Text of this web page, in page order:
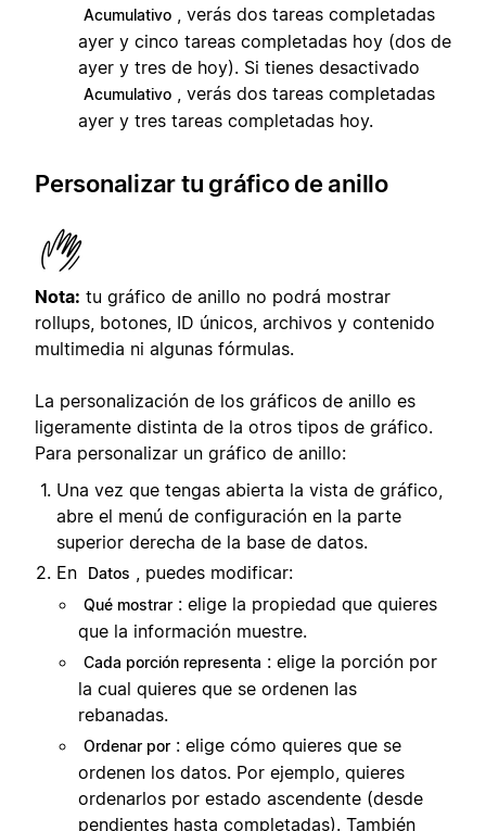
Acumulativo
, verás dos tareas completadas
ayer y cinco tareas completadas hoy (dos de
ayer y tres de hoy). Si tienes desactivado
Acumulativo
, verás dos tareas completadas
ayer y tres tareas completadas hoy.
Personalizar tu gráfico de anillo
Nota: tu gráfico de anillo no podrá mostrar
rollups, botones, ID únicos, archivos y contenido
multimedia ni algunas fórmulas.
La personalización de los gráficos de anillo es
ligeramente distinta de la otros tipos de gráfico.
Para personalizar un gráfico de anillo:
Una vez que tengas abierta la vista de gráfico,
abre el menú de configuración en la parte
superior derecha de la base de datos.
En
Datos , puedes modificar:
Qué mostrar : elige la propiedad que quieres
que la información muestre.
Cada porción representa : elige la porción por
la cual quieres que se ordenen las
rebanadas.
Ordenar por : elige cómo quieres que se
ordenen los datos. Por ejemplo, quieres
ordenarlos por estado ascendente (desde
pendientes hasta completadas). También